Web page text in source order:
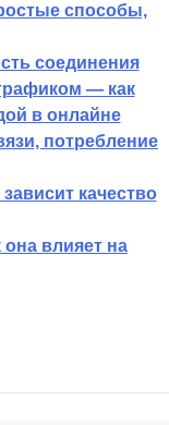
способы,
соединения
— как
в онлайне
потребление
качество
она влияет на